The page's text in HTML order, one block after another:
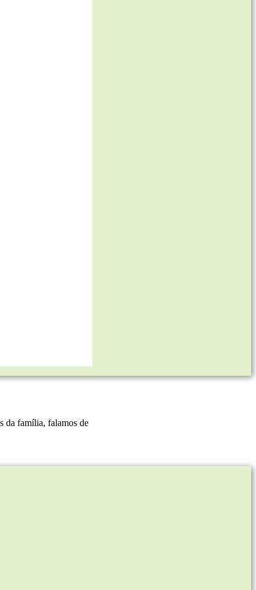
da família, falamos de